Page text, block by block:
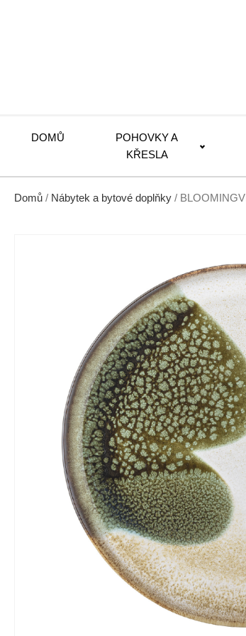
DOMŮ
POHOVKY A
KŘESLA
Domů / Nábytek a bytové doplňky /